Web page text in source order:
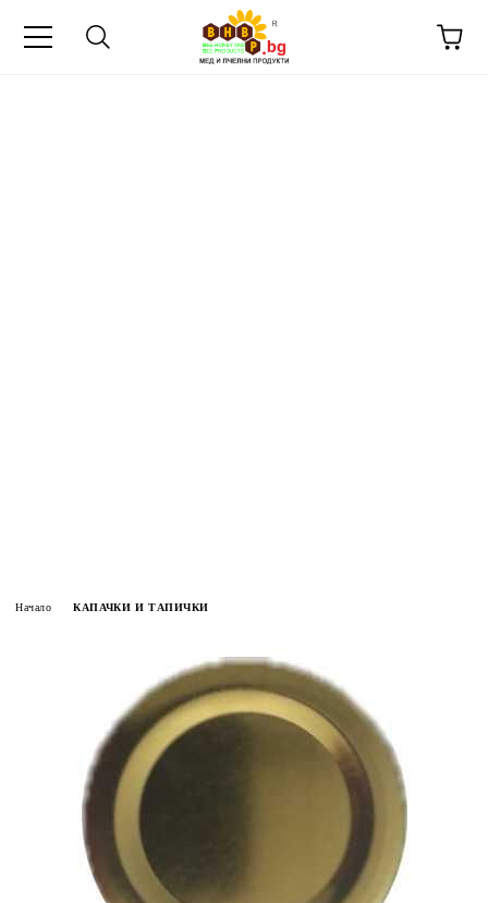
Начало КАПАЧКИ И ТАПИЧКИ